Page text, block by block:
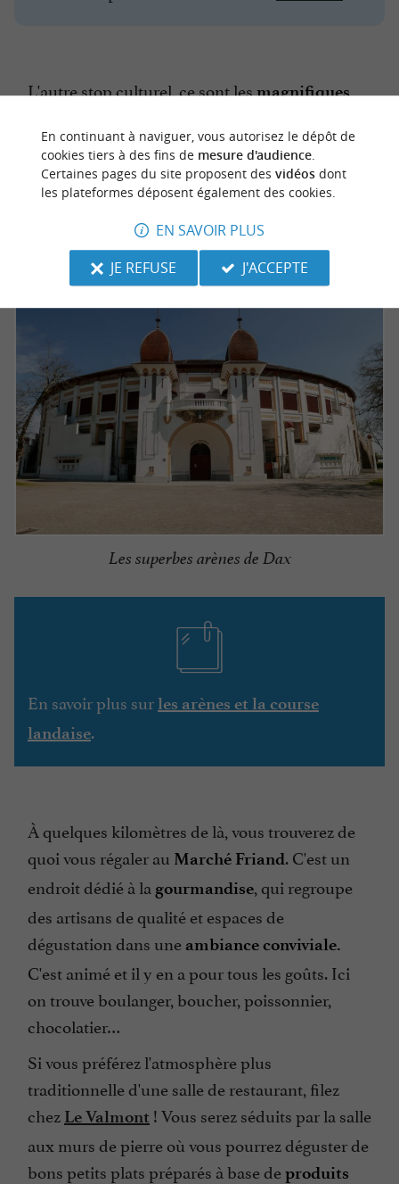
L'autre stop culturel, ce sont lesmagnifiques
pas, elles ne vous laisseront pas de marbre.
Construites en 1913, elles accueillent de
nombreux événements, surtout pendant la
période estivale et pendant lesfêtes de Dax
corridas, concours landais mais pas seulement.
Les superbes arènes de Dax
En savoir plus sur les arènes et la course
landaise.
À quelques kilomètres de là, vous trouverez de
quoi vous régaler au Marché Friand. C'est un
endroit dédié à la gourmandise, qui regroupe
des artisans de qualité et espaces de
dégustation dans une ambiance conviviale.
C'est animé et il y en a pour tous les goûts. Ici
on trouve boulanger, boucher, poissonnier,
chocolatier…
Si vous préférez l'atmosphère plus
traditionnelle d'une salle de restaurant, filez
chez Le Valmont ! Vous serez séduits par la salle
aux murs de pierre où vous pourrez déguster de
bons petits plats préparés à base deproduits
En continuant à naviguer, vous autorisez le dépôt de
cookies tiers à des fins de mesure d'audience.
Certaines pages du site proposent des vidéosdont
les plateformes déposent également des cookies.
EN SAVOIR PLUS
JE REFUSE
J'ACCEPTE